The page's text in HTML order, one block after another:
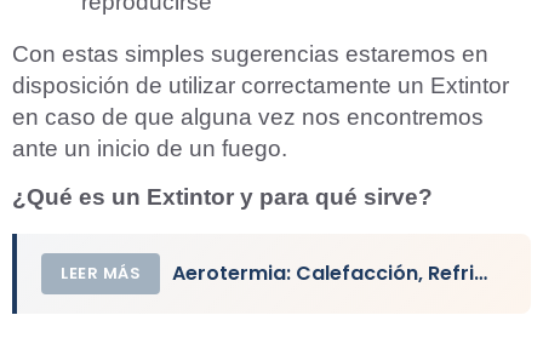
Con estas simples sugerencias estaremos en
disposición de utilizar correctamente un Extintor
en caso de que alguna vez nos encontremos
ante un inicio de un fuego.
¿Qué es un Extintor y para qué sirve?
LEER MÁS Aerotermia: Calefacción, Refrigeración y ACS ¿Cómo Funciona y Cuánto Cuesta?